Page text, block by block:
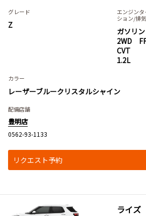
グレード
Z
エンジン
ション/排
ガソリン
2WD
CVT
1.2L
カラー
レーザーブルークリスタルシャイン
配備店舗
豊明店
0562-93-1133
リクエスト予約
ライズ